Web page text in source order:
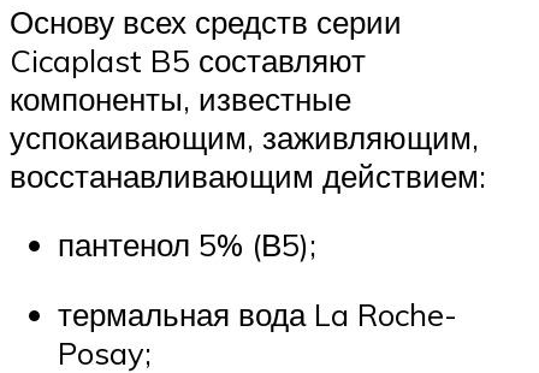
Основу всех средств серии
Cicaplast B5 составляют
компоненты, известные
успокаивающим, заживляющим,
восстанавливающим действием:
пантенол 5% (В5);
термальная вода La Roche-
Posay;